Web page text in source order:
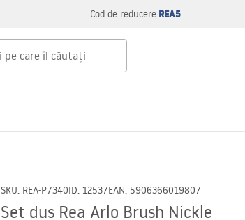
Cod de reducere:REA5
SKU: REA-P7340ID: 12537EAN: 5906366019807
Set dus Rea Arlo Brush Nickle